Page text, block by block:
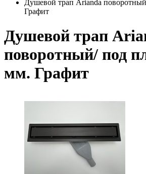
Душевой трап Arianda
Графит
Душевой трап
поворотный/ под
мм. Графит